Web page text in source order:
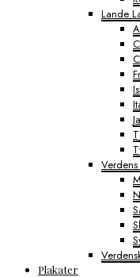
Lande
Plakater